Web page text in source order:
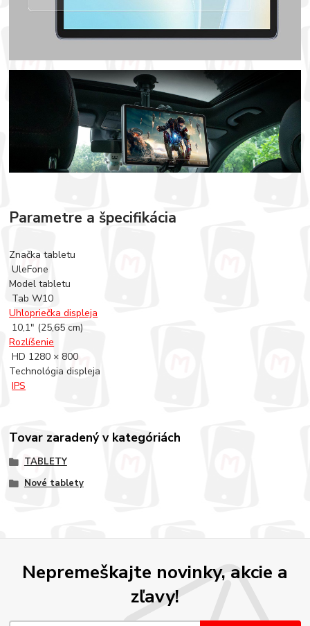
Parametre a špecifikácia
Značka tabletu
UleFone
Model tabletu
Tab W10
Uhlopriečka displeja
10,1" (25,65 cm)
Rozlíšenie
HD 1280 × 800
Technológia displeja
IPS
Tovar zaradený v kategóriách
TABLETY
Nové tablety
Nepremeškajte novinky, akcie a
zľavy!